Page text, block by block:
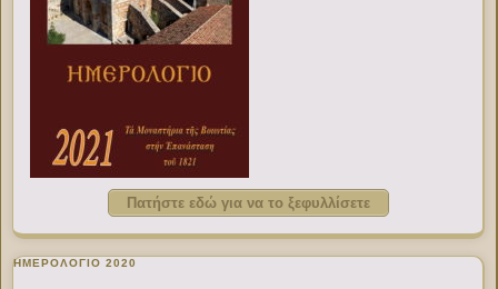
Πατήστε εδώ για να το ξεφυλλίσετε
ΗΜΕΡΟΛΟΓΙΟ 2020